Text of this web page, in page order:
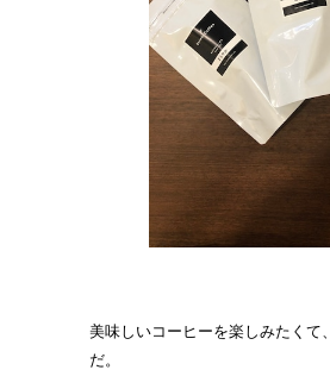
美味しいコーヒーを楽しみたくて
だ。